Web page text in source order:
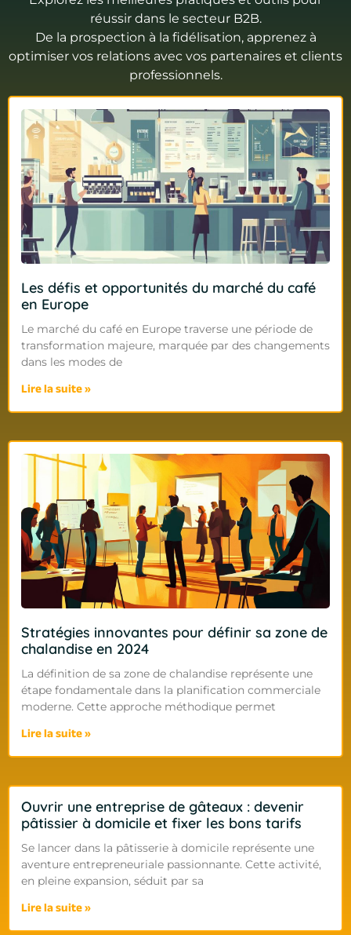
réussir dans le secteur B2B.
De la prospection à la fidélisation, apprenez à
optimiser vos relations avec vos partenaires et clients
professionnels.
Les défis et opportunités du marché du café
en Europe
Le marché du café en Europe traverse une période de
transformation majeure, marquée par des changements
dans les modes de
Lire la suite »
Stratégies innovantes pour définir sa zone de
chalandise en 2024
La définition de sa zone de chalandise représente une
étape fondamentale dans la planification commerciale
moderne. Cette approche méthodique permet
Lire la suite »
Ouvrir une entreprise de gâteaux : devenir
pâtissier à domicile et fixer les bons tarifs
Se lancer dans la pâtisserie à domicile représente une
aventure entrepreneuriale passionnante. Cette activité,
en pleine expansion, séduit par sa
Lire la suite »